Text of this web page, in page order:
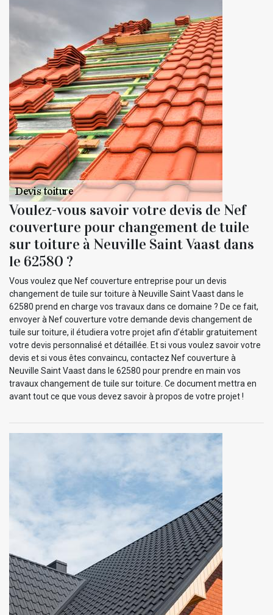
Voulez-vous savoir votre devis de Nef
couverture pour changement de tuile
sur toiture à Neuville Saint Vaast dans
le 62580 ?
Vous voulez que Nef couverture entreprise pour un devis
changement de tuile sur toiture à Neuville Saint Vaast dans le
62580 prend en charge vos travaux dans ce domaine ? De ce fait,
envoyer à Nef couverture votre demande devis changement de
tuile sur toiture, il étudiera votre projet afin d’établir gratuitement
votre devis personnalisé et détaillée. Et si vous voulez savoir votre
devis et si vous êtes convaincu, contactez Nef couverture à
Neuville Saint Vaast dans le 62580 pour prendre en main vos
travaux changement de tuile sur toiture. Ce document mettra en
avant tout ce que vous devez savoir à propos de votre projet !